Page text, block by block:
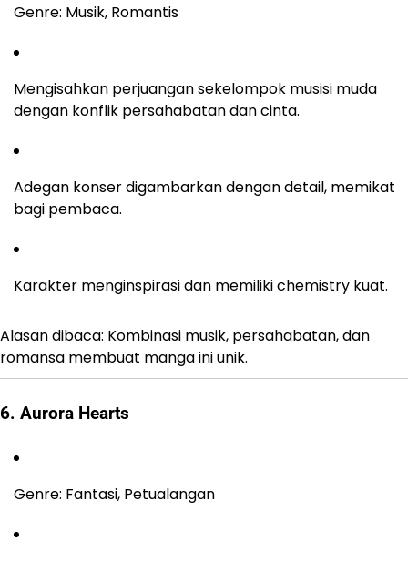
Genre: Musik, Romantis
Mengisahkan perjuangan sekelompok musisi muda
dengan konflik persahabatan dan cinta.
Adegan konser digambarkan dengan detail, memikat
bagi pembaca.
Karakter menginspirasi dan memiliki chemistry kuat.
Alasan dibaca: Kombinasi musik, persahabatan, dan
romansa membuat manga ini unik.
6. Aurora Hearts
Genre: Fantasi, Petualangan